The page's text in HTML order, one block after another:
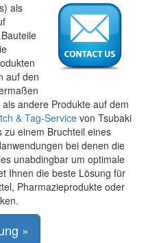
als
auf den
andere Produkte auf dem
& Tag-Service von Tsubaki
einem Bruchteil eines
bei denen die
unabdingbar um optimale
Ihnen die beste Lösung für
Pharmazieprodukte oder
»